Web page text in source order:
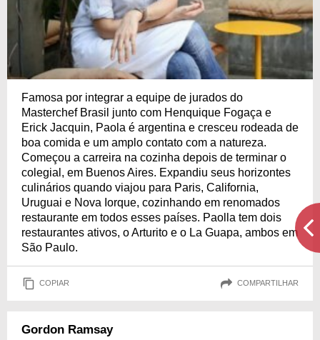
Famosa por integrar a equipe de jurados do
Masterchef Brasil junto com Henquique Fogaça e
Erick Jacquin, Paola é argentina e cresceu rodeada de
boa comida e um amplo contato com a natureza.
Começou a carreira na cozinha depois de terminar o
colegial, em Buenos Aires. Expandiu seus horizontes
culinários quando viajou para Paris, California,
Uruguai e Nova Iorque, cozinhando em renomados
restaurante em todos esses países. Paolla tem dois
restaurantes ativos, o Arturito e o La Guapa, ambos em
São Paulo.
COPIAR COMPARTILHAR
Gordon Ramsay